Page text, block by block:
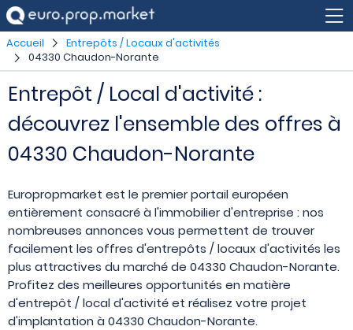
Accueil
Entrepôts / Locaux d'activités
04330 Chaudon-Norante
Entrepôt / Local d'activité :
découvrez l'ensemble des offres à
04330 Chaudon-Norante
Europropmarket est le premier portail européen
entièrement consacré à l'immobilier d'entreprise : nos
nombreuses annonces vous permettent de trouver
facilement les offres d'entrepôts / locaux d'activités les
plus attractives du marché de 04330 Chaudon-Norante.
Profitez des meilleures opportunités en matière
d'entrepôt / local d'activité et réalisez votre projet
d'implantation à 04330 Chaudon-Norante.